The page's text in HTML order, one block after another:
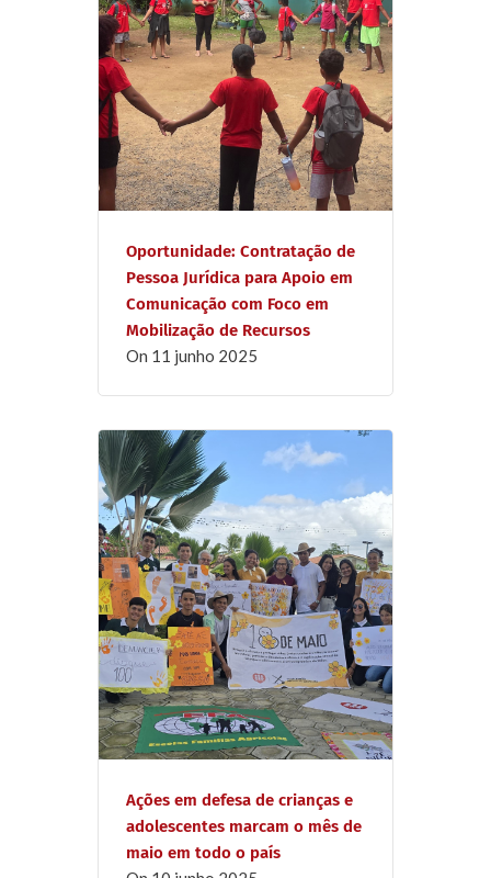
Oportunidade: Contratação de
Pessoa Jurídica para Apoio em
Comunicação com Foco em
Mobilização de Recursos
on 11 junho 2025
Ações em defesa de crianças e
adolescentes marcam o mês de
maio em todo o país